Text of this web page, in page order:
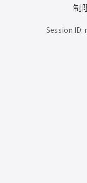
制
Session